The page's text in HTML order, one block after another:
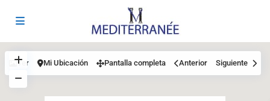
Ver Mi Ubicación Pantalla completa Anterior Siguiente